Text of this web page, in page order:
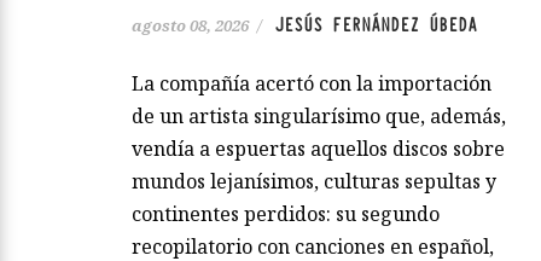
agosto 08, 2026 / JESÚS FERNÁNDEZ ÚBEDA
La compañía acertó con la importación
de un artista singularísimo que, además,
vendía a espuertas aquellos discos sobre
mundos lejanísimos, culturas sepultas y
continentes perdidos: su segundo
recopilatorio con canciones en español,